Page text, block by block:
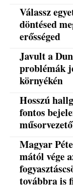
Válassz
döntésed
erősséged
Javult a
problémák
környékén
Hosszú
fontos
Magyar
mától vége
továbbra is